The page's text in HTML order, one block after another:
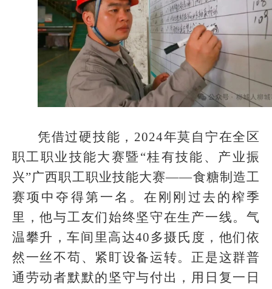
凭借过硬技能，2024年莫自宁在全区
职工职业技能大赛暨“桂有技能、产业振
兴”广西职工职业技能大赛——食糖制造工
赛项中夺得第一名。在刚刚过去的榨季
里，他与工友们始终坚守在生产一线。气
温攀升，车间里高达40多摄氏度，他们依
然一丝不苟、紧盯设备运转。正是这群普
通劳动者默默的坚守与付出，用日复一日